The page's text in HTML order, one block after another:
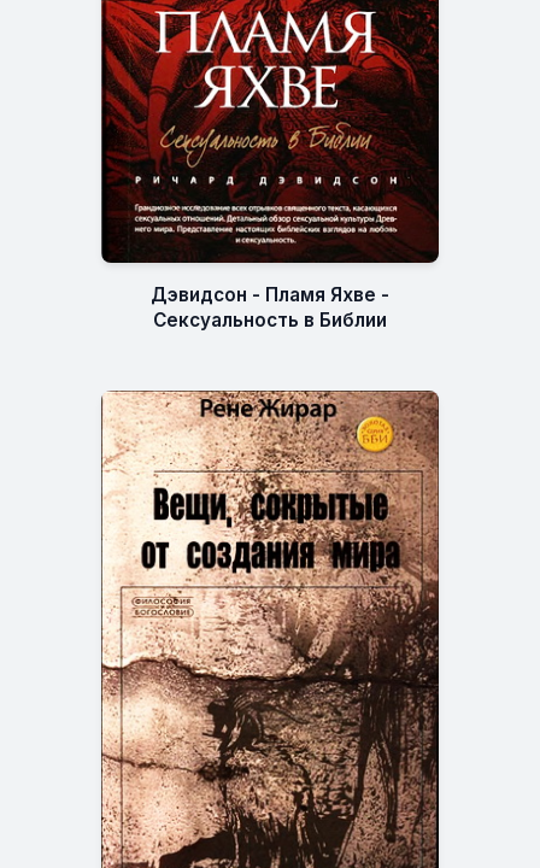
Дэвидсон - Пламя Яхве -
Сексуальность в Библии